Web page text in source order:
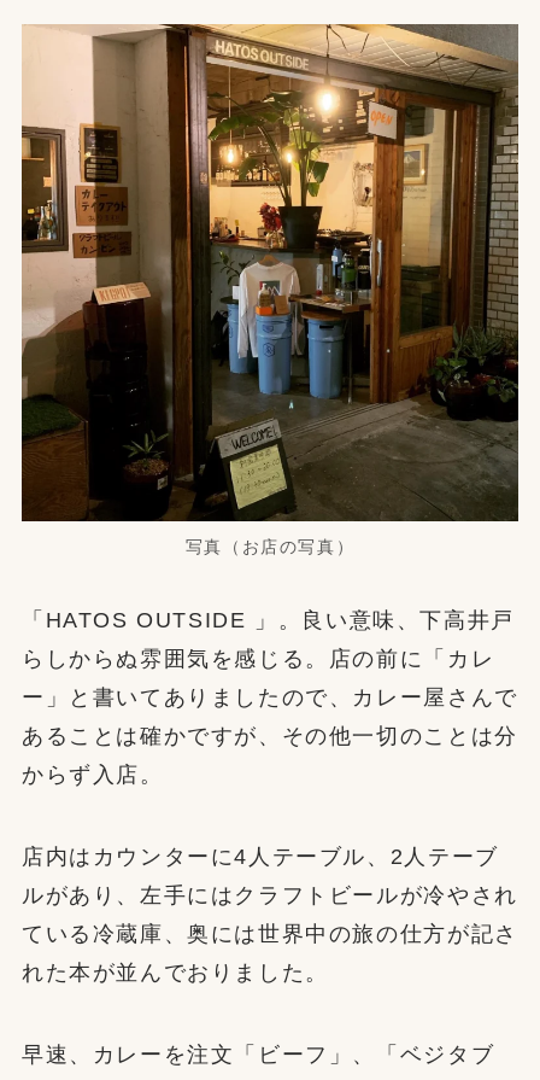
写真（お店の写真）
「HATOS OUTSIDE 」。良い意味、下高井戸
らしからぬ雰囲気を感じる。店の前に「カレ
ー」と書いてありましたので、カレー屋さんで
あることは確かですが、その他一切のことは分
からず入店。
店内はカウンターに4人テーブル、2人テーブ
ルがあり、左手にはクラフトビールが冷やされ
ている冷蔵庫、奥には世界中の旅の仕方が記さ
れた本が並んでおりました。
早速、カレーを注文「ビーフ」、「ベジタブ